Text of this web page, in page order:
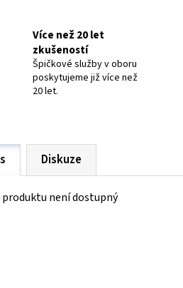
Více než 20 let
zkušeností
Špičkové služby v oboru
poskytujeme již více než
20 let.
Diskuze
produktu není dostupný